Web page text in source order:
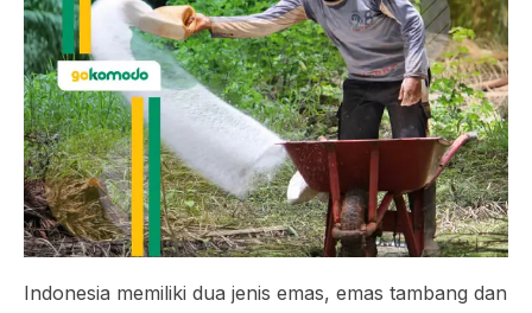
Indonesia memiliki dua jenis emas, emas tambang dan